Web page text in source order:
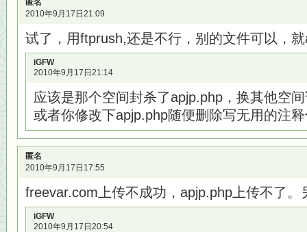
匿名
2010年9月17日21:09
试了，用ftprush,还是不行，别的文件可以，
iGFW
2010年9月17日21:14
应该是那个空间封杀了apjp.php，换其他空
或者你修改下apjp.php随便删除写无用的注
匿名
2010年9月17日17:55
freevar.com上传不成功，apjp.php上传不了。
iGFW
2010年9月17日20:54